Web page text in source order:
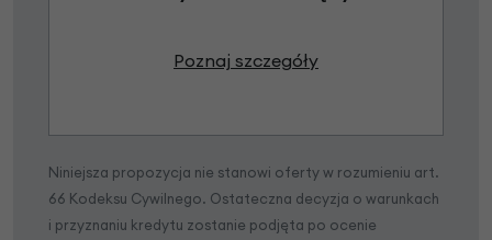
Poznaj szczegóły
Niniejsza propozycja nie stanowi oferty w rozumieniu art.
66 Kodeksu Cywilnego. Ostateczna decyzja o warunkach
i przyznaniu kredytu zostanie podjęta po ocenie